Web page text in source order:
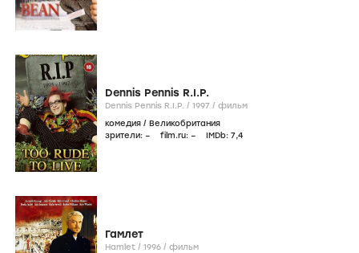
Dennis Pennis R.I.P.
Dennis Pennis R.I.P. / 1997 / фильм
комедия / Великобритания
зрители: – film.ru: – IMDb: 7,4
Гамлет
Hamlet / 1996 / фильм